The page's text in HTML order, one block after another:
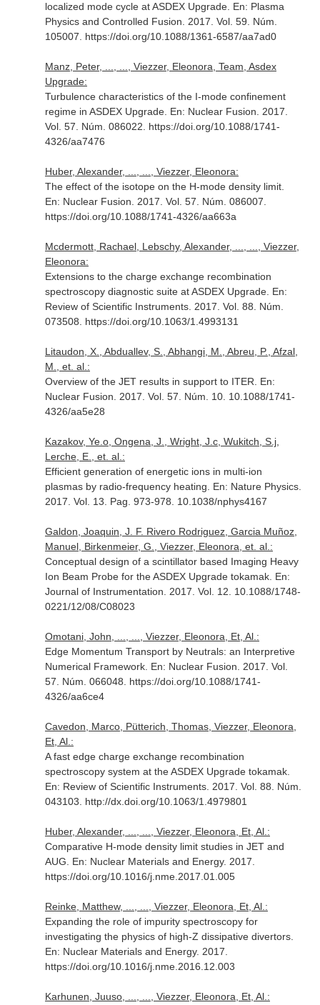
localized mode cycle at ASDEX Upgrade. En: Plasma
Physics and Controlled Fusion . 2017. Vol. 59. Núm.
105007. https://doi.org/10.1088/1361-6587/aa7ad0
Manz, Peter, ..., ..., Viezzer, Eleonora, Team, Asdex
Upgrade:
Turbulence characteristics of the I-mode confinement
regime in ASDEX Upgrade. En: Nuclear Fusion . 2017.
Vol. 57. Núm. 086022. https://doi.org/10.1088/1741-
4326/aa7476
Huber, Alexander, ..., ..., Viezzer, Eleonora:
The effect of the isotope on the H-mode density limit.
En: Nuclear Fusion . 2017. Vol. 57. Núm. 086007.
https://doi.org/10.1088/1741-4326/aa663a
Mcdermott, Rachael, Lebschy, Alexander, ..., ..., Viezzer,
Eleonora:
Extensions to the charge exchange recombination
spectroscopy diagnostic suite at ASDEX Upgrade. En:
Review of Scientific Instruments. 2017. Vol. 88. Núm.
073508. https://doi.org/10.1063/1.4993131
Litaudon, X., Abduallev, S., Abhangi, M., Abreu, P., Afzal,
M., et. al.:
Overview of the JET results in support to ITER. En:
Nuclear Fusion . 2017. Vol. 57. Núm. 10. 10.1088/1741-
4326/aa5e28
Kazakov, Ye.o, Ongena, J., Wright, J.c, Wukitch, S.j,
Lerche, E., et. al.:
Efficient generation of energetic ions in multi-ion
plasmas by radio-frequency heating. En: Nature Physics.
2017. Vol. 13. Pag. 973-978. 10.1038/nphys4167
Galdon, Joaquin, J. F. Rivero Rodriguez, Garcia Muñoz,
Manuel, Birkenmeier, G., Viezzer, Eleonora, et. al.:
Conceptual design of a scintillator based Imaging Heavy
Ion Beam Probe for the ASDEX Upgrade tokamak. En:
Journal of Instrumentation . 2017. Vol. 12. 10.1088/1748-
0221/12/08/C08023
Omotani, John, ..., ..., Viezzer, Eleonora, Et, Al.:
Edge Momentum Transport by Neutrals: an Interpretive
Numerical Framework. En: Nuclear Fusion . 2017. Vol.
57. Núm. 066048. https://doi.org/10.1088/1741-
4326/aa6ce4
Cavedon, Marco, Pütterich, Thomas, Viezzer, Eleonora,
Et, Al.:
A fast edge charge exchange recombination
spectroscopy system at the ASDEX Upgrade tokamak.
En: Review of Scientific Instruments. 2017. Vol. 88. Núm.
043103. http://dx.doi.org/10.1063/1.4979801
Huber, Alexander, ..., ..., Viezzer, Eleonora, Et, Al.:
Comparative H-mode density limit studies in JET and
AUG. En: Nuclear Materials and Energy. 2017.
https://doi.org/10.1016/j.nme.2017.01.005
Reinke, Matthew, ..., ..., Viezzer, Eleonora, Et, Al.:
Expanding the role of impurity spectroscopy for
investigating the physics of high-Z dissipative divertors.
En: Nuclear Materials and Energy. 2017.
https://doi.org/10.1016/j.nme.2016.12.003
Karhunen, Juuso, ..., ..., Viezzer, Eleonora, Et, Al.: